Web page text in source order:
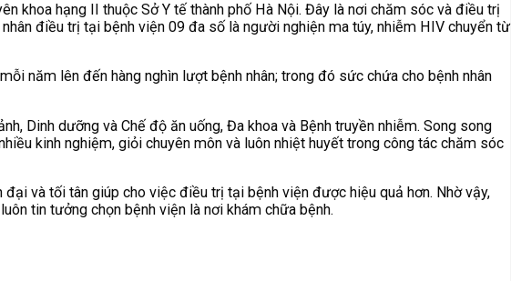
khoa hạng II thuộc Sở Y tế thành phố Hà Nội. Đây là nơi chăm sóc và điều trị
điều trị tại bệnh viện 09 đa số là người nghiện ma túy, nhiễm HIV chuyển từ
năm lên đến hàng nghìn lượt bệnh nhân; trong đó sức chứa cho bệnh nhân
Dinh dưỡng và Chế độ ăn uống, Đa khoa và Bệnh truyền nhiễm. Song song
kinh nghiệm, giỏi chuyên môn và luôn nhiệt huyết trong công tác chăm sóc
và tối tân giúp cho việc điều trị tại bệnh viện được hiệu quả hơn. Nhờ vậy,
tin tưởng chọn bệnh viện là nơi khám chữa bệnh.